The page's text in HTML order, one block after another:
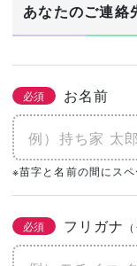
あなたのご連絡
必須 お名前
※苗字と名前の間にスペ
必須 フリガナ